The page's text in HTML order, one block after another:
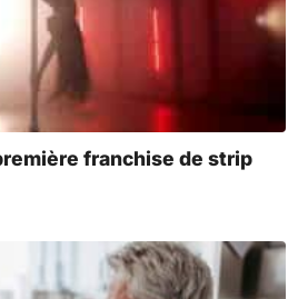
franchise de strip